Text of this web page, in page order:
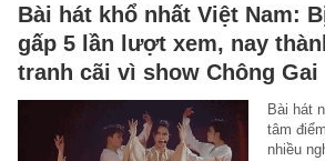
Bài hát khổ nhất Việt Nam:
gấp 5 lần lượt xem, nay
tranh cãi vì show Chông Gai
Bài hát
tâm
nhiều